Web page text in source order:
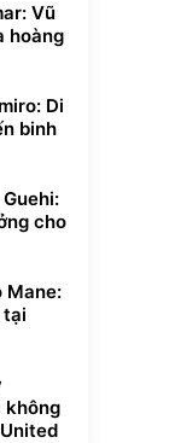
Vũ
hoàng
Di
binh
cho
Mane:
tại
không